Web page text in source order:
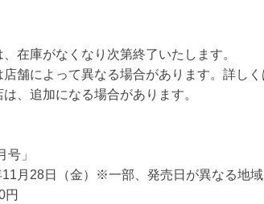
在庫がなくなり次第終了いたします。
舗によって異なる場合があります。詳しく
、追加になる場合があります。
号」
月28日（金）※一部、発売日が異なる地
円